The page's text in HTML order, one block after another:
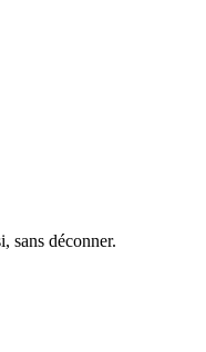
sans déconner.